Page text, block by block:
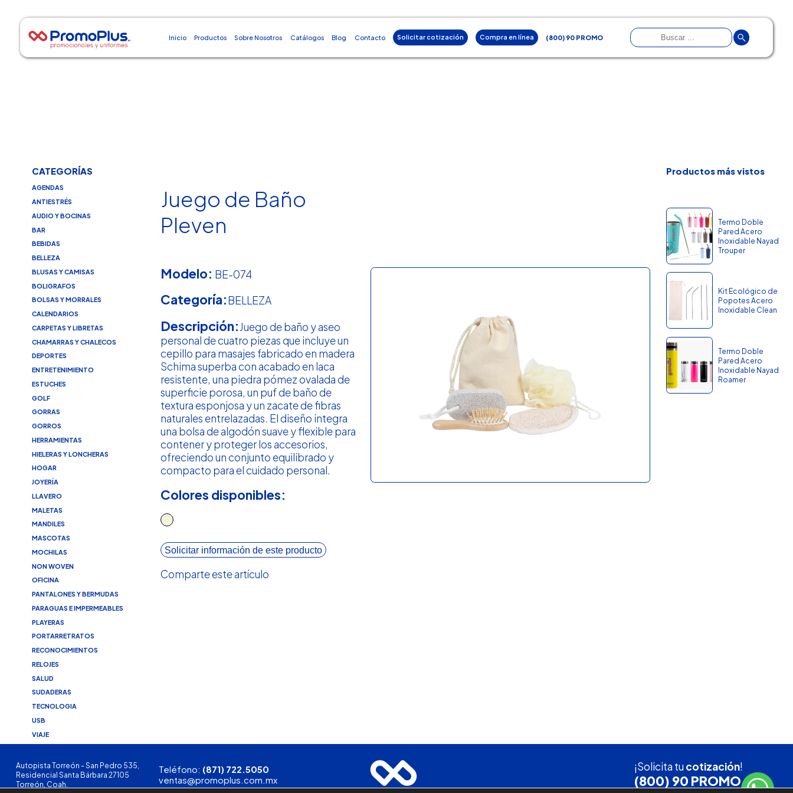
Inicio Productos Sobre Nosotros Catálogos Blog Contacto Solicitar cotización Compra en línea (800) 90 PROMO
CATEGORÍAS
AGENDAS
ANTIESTRÉS
AUDIO Y BOCINAS
BAR
BEBIDAS
BELLEZA
BLUSAS Y CAMISAS
BOLIGRAFOS
BOLSAS Y MORRALES
CALENDARIOS
CARPETAS Y LIBRETAS
CHAMARRAS Y CHALECOS
DEPORTES
ENTRETENIMIENTO
ESTUCHES
GOLF
GORRAS
GORROS
HERRAMIENTAS
HIELERAS Y LONCHERAS
HOGAR
JOYERÍA
LLAVERO
MALETAS
MANDILES
MASCOTAS
MOCHILAS
NON WOVEN
OFICINA
PANTALONES Y BERMUDAS
PARAGUAS E IMPERMEABLES
PLAYERAS
PORTARRETRATOS
RECONOCIMIENTOS
RELOJES
SALUD
SUDADERAS
TECNOLOGIA
USB
VIAJE
Juego de Baño
Pleven
Modelo: BE-074
Categoría:BELLEZA
Descripción:Juego de baño y aseo
personal de cuatro piezas que incluye un
cepillo para masajes fabricado en madera
Schima superba con acabado en laca
resistente, una piedra pómez ovalada de
superficie porosa, un puf de baño de
textura esponjosa y un zacate de fibras
naturales entrelazadas. El diseño integra
una bolsa de algodón suave y flexible para
contener y proteger los accesorios,
ofreciendo un conjunto equilibrado y
compacto para el cuidado personal.
Colores disponibles:
Solicitar información de este producto
Comparte este artículo
Productos más vistos
Termo Doble
Pared Acero
Inoxidable Nayad
Trouper
Kit Ecológico de
Popotes Acero
Inoxidable Clean
Termo Doble
Pared Acero
Inoxidable Nayad
Roamer
Autopista Torreón - San Pedro 535,
Residencial Santa Bárbara 27105
Torreón, Coah.
Teléfono: (871) 722.5050
ventas@promoplus.com.mx
¡Solicita tucotización!
(800) 90 PROMO